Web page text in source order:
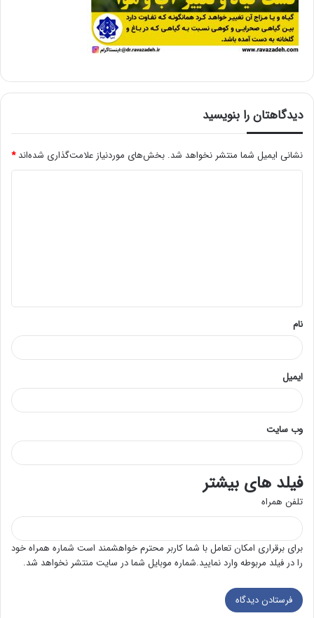
دیدگاهتان را بنویسید
نشانی ایمیل شما منتشر نخواهد شد. بخش‌های موردنیاز علامت‌گذاری شده‌اند*
*
نام
ایمیل
وب‌ سایت
فیلد های بیشتر
تلفن همراه
برای برقراری امکان تعامل با شما کاربر محترم خواهشمند است شماره همراه خود
را در فیلد مربوطه وارد نمایید.شماره موبایل شما در سایت منتشر نخواهد شد.